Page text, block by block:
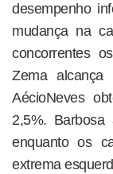
desempenho
mudança na
concorrentes
Zema alcança
AécioNeves
2,5%.
enquanto os
extrema